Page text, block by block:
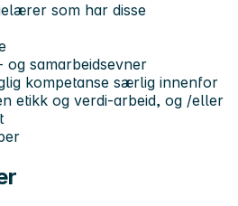
som har disse
og samarbeidsevner
kompetanse særlig innenfor
etikk og verdi-arbeid, og /eller